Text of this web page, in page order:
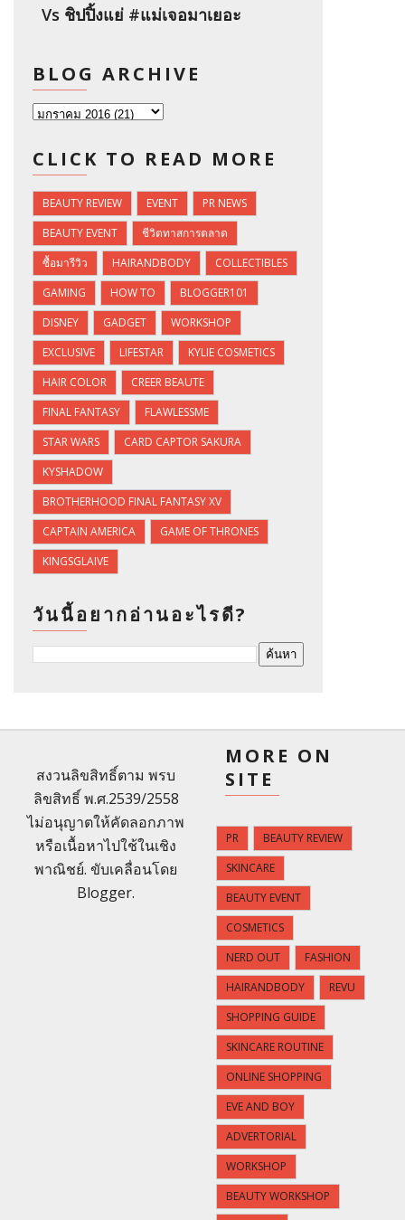
Vs ชิปปิ้งแย่ #แม่เจอมาเยอะ
BLOG ARCHIVE
CLICK TO READ MORE
BEAUTY REVIEW EVENT
PR NEWS
BEAUTY EVENT
ชีวิตทาสการตลาด
ซื้อมารีวิว
HAIRANDBODY
COLLECTIBLES
GAMING
HOW TO
BLOGGER101
DISNEY
GADGET
WORKSHOP
EXCLUSIVE
LIFESTAR
KYLIE COSMETICS
HAIR COLOR
CREER BEAUTE
FINAL FANTASY
FLAWLESSME
STAR WARS
CARD CAPTOR SAKURA
KYSHADOW
BROTHERHOOD FINAL FANTASY XV
CAPTAIN AMERICA
GAME OF THRONES
KINGSGLAIVE
วันนี้อยากอ่านอะไรดี?
สงวนลิขสิทธิ์ตาม พรบ
ลิขสิทธิ์ พ.ศ.2539/2558
ไม่อนุญาตให้คัดลอกภาพ
หรือเนื้อหาไปใช้ในเชิง
พาณิชย์. ขับเคลื่อนโดย
Blogger.
MORE ON
SITE
PR
BEAUTY REVIEW
SKINCARE
BEAUTY EVENT
COSMETICS
NERD OUT
FASHION
HAIRANDBODY
REVU
SHOPPING GUIDE
SKINCARE ROUTINE
ONLINE SHOPPING
EVE AND BOY
ADVERTORIAL
WORKSHOP
BEAUTY WORKSHOP